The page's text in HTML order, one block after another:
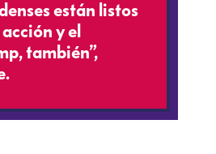
están listos
y el
también”,